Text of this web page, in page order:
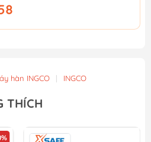
hàn INGCO | INGCO
THÍCH